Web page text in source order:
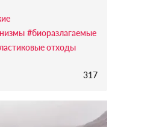
#биоразлагаемые
отходы
317